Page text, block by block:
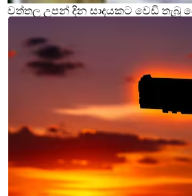
වත්තල උපන් දින සාදයකට වෙඩි